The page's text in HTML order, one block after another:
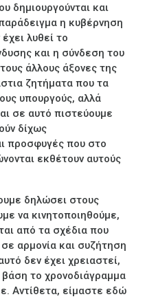
δημιουργούνται και
η κυβέρνηση
λυθεί το
και η σύνδεση του
άλλους άξονες της
ζητήματα που τα
υπουργούς, αλλά
σε αυτό πιστεύουμε
δίχως
προσφυγές που στο
εκθέτουν αυτούς
δηλώσει στους
να κινητοποιηθούμε,
από τα σχέδια που
σε αρμονία και συζήτηση
δεν έχει χρειαστεί,
βάση το χρονοδιάγραμμα
Αντίθετα, είμαστε εδώ